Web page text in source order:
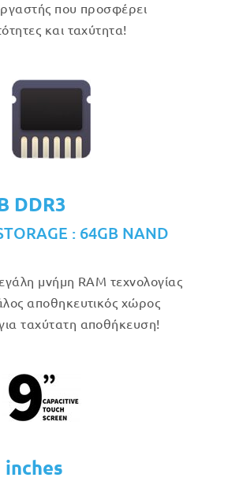
που προσφέρει
και ταχύτητα!
DDR3
: 64GB NAND
μνήμη RAM τεχνολογίας
αποθηκευτικός χώρος
ταχύτατη αποθήκευση!
inches